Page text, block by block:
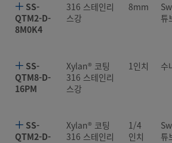
SS-
QTM2-D-
8M0K4
316 스테인리
스강
8mm
튜
SS-
QTM8-D-
16PM
Xylan® 코팅
316 스테인리
스강
1인치 수
SS-
QTM2-D-
Xylan® 코팅
316 스테인리
1/4
인치
튜